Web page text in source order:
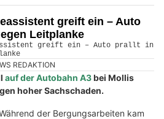
greift ein – Auto
Leitplanke
REDAKTION
auf der Autobahn A3bei Mollis
hoher Sachschaden.
der Bergungsarbeiten kam